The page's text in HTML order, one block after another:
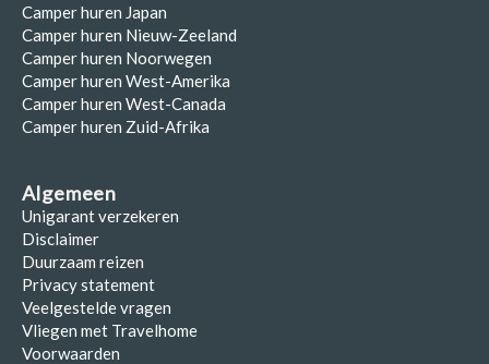
Camper huren Japan
Camper huren Nieuw-Zeeland
Camper huren Noorwegen
Camper huren West-Amerika
Camper huren West-Canada
Camper huren Zuid-Afrika
Algemeen
Unigarant verzekeren
Disclaimer
Duurzaam reizen
Privacy statement
Veelgestelde vragen
Vliegen met Travelhome
Voorwaarden